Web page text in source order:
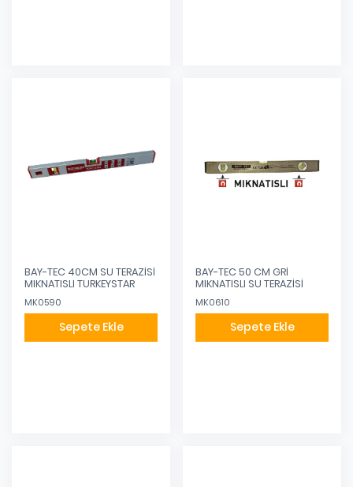
BAY-TEC 40CM SU TERAZİSİ
MIKNATISLI TURKEYSTAR
MK0590
Sepete Ekle
BAY-TEC 50 CM GRİ
MIKNATISLI SU TERAZİSİ
MK0610
Sepete Ekle